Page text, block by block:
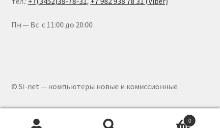
Пн — Вс с 11:00 до 20:00
© Si-net — компьютеры новые и комиссионные
0